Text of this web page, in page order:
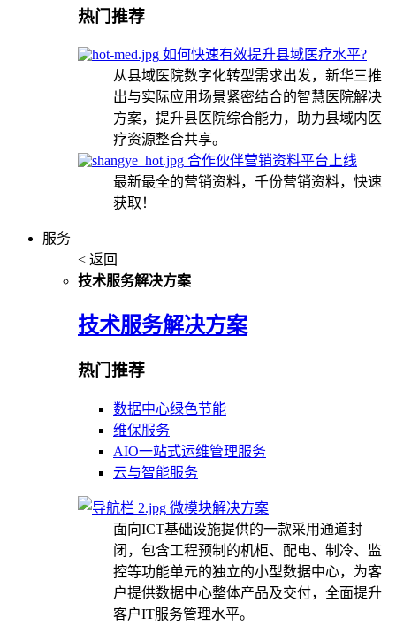
热门推荐
如何快速有效提升县域医疗水平?
从县域医院数字化转型需求出发，新华三推
出与实际应用场景紧密结合的智慧医院解决
方案，提升县医院综合能力，助力县域内医
疗资源整合共享。
合作伙伴营销资料平台上线
最新最全的营销资料，千份营销资料，快速
获取！
服务
< 返回
技术服务解决方案
技术服务解决方案
热门推荐
数据中心绿色节能
维保服务
AIO一站式运维管理服务
云与智能服务
微模块解决方案
面向ICT基础设施提供的一款采用通道封
闭，包含工程预制的机柜、配电、制冷、监
控等功能单元的独立的小型数据中心，为客
户提供数据中心整体产品及交付，全面提升
客户IT服务管理水平。